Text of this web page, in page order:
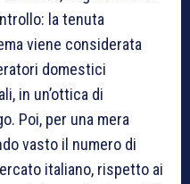
la tenuta
viene considerata
domestici
in un’ottica di
Poi, per una mera
vasto il numero di
italiano, rispetto ai